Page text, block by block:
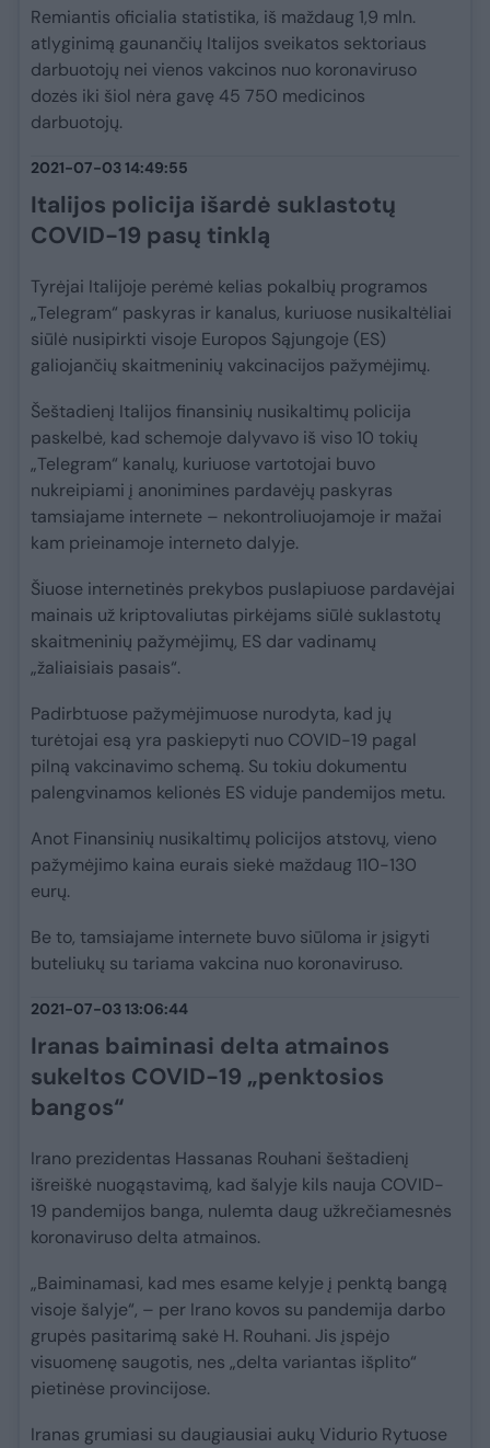
Remiantis oficialia statistika, iš maždaug 1,9 mln.
atlyginimą gaunančių Italijos sveikatos sektoriaus
darbuotojų nei vienos vakcinos nuo koronaviruso
dozės iki šiol nėra gavę 45 750 medicinos
darbuotojų.
2021-07-03 14:49:55
Italijos policija išardė suklastotų
COVID-19 pasų tinklą
Tyrėjai Italijoje perėmė kelias pokalbių programos
„Telegram“ paskyras ir kanalus, kuriuose nusikaltėliai
siūlė nusipirkti visoje Europos Sąjungoje (ES)
galiojančių skaitmeninių vakcinacijos pažymėjimų.
Šeštadienį Italijos finansinių nusikaltimų policija
paskelbė, kad schemoje dalyvavo iš viso 10 tokių
„Telegram“ kanalų, kuriuose vartotojai buvo
nukreipiami į anonimines pardavėjų paskyras
tamsiajame internete – nekontroliuojamoje ir mažai
kam prieinamoje interneto dalyje.
Šiuose internetinės prekybos puslapiuose pardavėjai
mainais už kriptovaliutas pirkėjams siūlė suklastotų
skaitmeninių pažymėjimų, ES dar vadinamų
„žaliaisiais pasais“.
Padirbtuose pažymėjimuose nurodyta, kad jų
turėtojai esą yra paskiepyti nuo COVID-19 pagal
pilną vakcinavimo schemą. Su tokiu dokumentu
palengvinamos kelionės ES viduje pandemijos metu.
Anot Finansinių nusikaltimų policijos atstovų, vieno
pažymėjimo kaina eurais siekė maždaug 110-130
eurų.
Be to, tamsiajame internete buvo siūloma ir įsigyti
buteliukų su tariama vakcina nuo koronaviruso.
2021-07-03 13:06:44
Iranas baiminasi delta atmainos
sukeltos COVID-19 „penktosios
bangos“
Irano prezidentas Hassanas Rouhani šeštadienį
išreiškė nuogąstavimą, kad šalyje kils nauja COVID-
19 pandemijos banga, nulemta daug užkrečiamesnės
koronaviruso delta atmainos.
„Baiminamasi, kad mes esame kelyje į penktą bangą
visoje šalyje“, – per Irano kovos su pandemija darbo
grupės pasitarimą sakė H. Rouhani. Jis įspėjo
visuomenę saugotis, nes „delta variantas išplito“
pietinėse provincijose.
Iranas grumiasi su daugiausiai aukų Vidurio Rytuose